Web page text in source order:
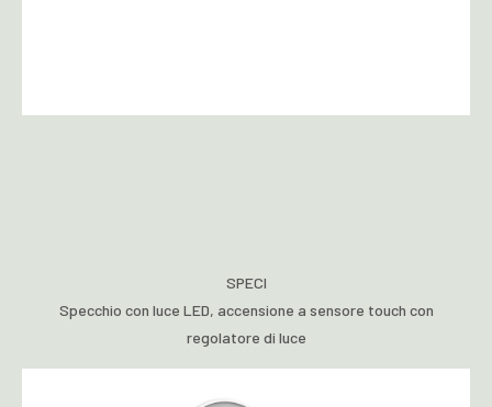
SPECI
Specchio con luce LED, accensione a sensore touch con
regolatore di luce